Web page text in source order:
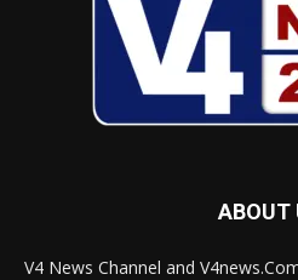
ABOUT
V4 News Channel and